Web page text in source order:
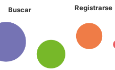
Buscar Registrarse